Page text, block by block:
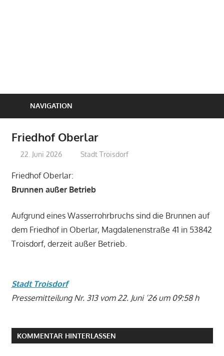
NAVIGATION
Friedhof Oberlar
22. Juni 2026 treffpunkt
Stadt Troisdorf
Friedhof Oberlar:
Brunnen außer Betrieb
Aufgrund eines Wasserrohrbruchs sind die Brunnen auf
dem Friedhof in Oberlar, Magdalenenstraße 41 in 53842
Troisdorf, derzeit außer Betrieb.
Stadt Troisdorf
Pressemitteilung Nr. 313 vom 22. Juni ’26 um 09:58 h
KOMMENTAR HINTERLASSEN